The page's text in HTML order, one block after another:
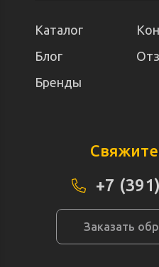
Каталог
Блог
Бренды
+7
Заказать